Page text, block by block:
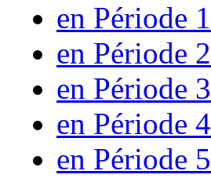
en Période 1
en Période 2
en Période 3
en Période 4
en Période 5